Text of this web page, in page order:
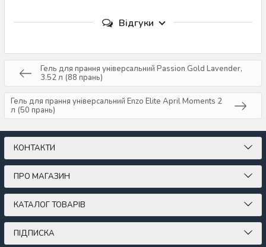
Відгуки
Гель для прання універсальний Passion Gold Lavender,
3.52 л (88 прань)
Гель для прання універсальний Enzo Elite April Moments 2
л (50 прань)
КОНТАКТИ
ПРО МАГАЗИН
КАТАЛОГ ТОВАРІВ
ПІДПИСКА